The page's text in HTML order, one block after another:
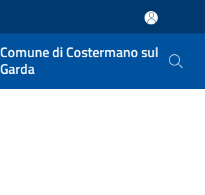
Comune di Costermano sul
Garda